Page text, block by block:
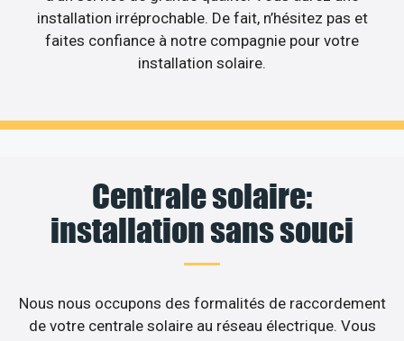
installation irréprochable. De fait, n’hésitez pas et
faites confiance à notre compagnie pour votre
installation solaire.
Centrale solaire:
installation sans souci
Nous nous occupons des formalités de raccordement
de votre centrale solaire au réseau électrique. Vous